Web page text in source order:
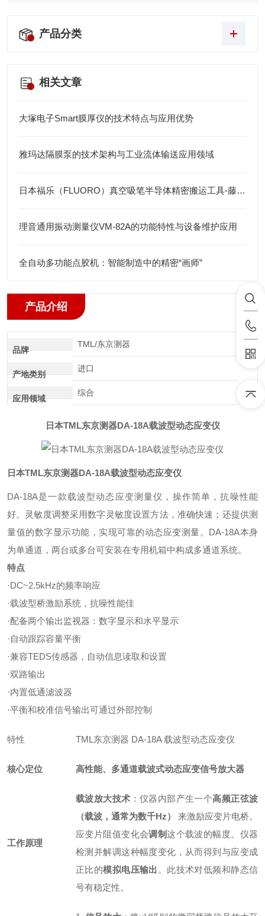
产品分类
相关文章
大塚电子Smart膜厚仪的技术特点与应用优势
雅玛达隔膜泵的技术架构与工业流体输送应用领域
日本福乐（FLUORO）真空吸笔半导体精密搬运工具-藤田光学
理音通用振动测量仪VM-82A的功能特性与设备维护应用
全自动多功能点胶机：智能制造中的精密“画师”
产品介绍
品牌
TML/东京测器
产地类别
进口
应用领域
综合
日本TML东京测器DA-18A载波型动态应变仪
日本TML东京测器DA-18A载波型动态应变仪
DA-18A是一款载波型动态应变测量仪，操作简单，抗噪性能
好。灵敏度调整采用数字灵敏度设置方法，准确快速；还提供测
量值的数字显示功能，实现可靠的动态应变测量。DA-18A本身
为单通道，两台或多台可安装在专用机箱中构成多通道系统。
特点
·DC~2.5kHz的频率响应
·载波型桥激励系统，抗噪性能佳
·配备两个输出监视器：数字显示和水平显示
·自动跟踪容量平衡
·兼容TEDS传感器，自动信息读取和设置
·双路输出
·内置低通滤波器
·平衡和校准信号输出可通过外部控制
特性 TML东京测器 DA-18A 载波型动态应变仪
核心定位 高性能、多通道载波式动态应变信号放大器
工作原理
载波放大技术 ：仪器内部产生一个高频正弦波
（载波，通常为数千Hz）
来激励应变片电桥。
应变片阻值变化会调制这个载波的幅度。仪器
检测并解调这种幅度变化，从而得到与应变成
正比的模拟电压输出 。此技术对低频和静态信
号有稳定性。